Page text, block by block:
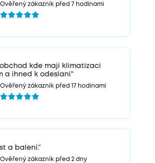
Ověřený zákazník před 7 hodinami
kde maji klimatizaci
a ihned k odeslani“
Ověřený zákazník před 17 hodinami
a balení.“
Ověřený zákazník před 2 dny